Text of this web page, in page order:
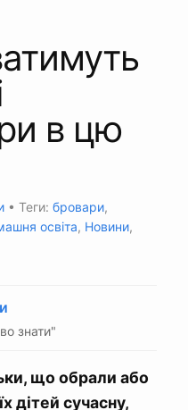
в цю
• Теги: бровари,
освіта, Новини,
знати"
що обрали або
дітей сучасну,